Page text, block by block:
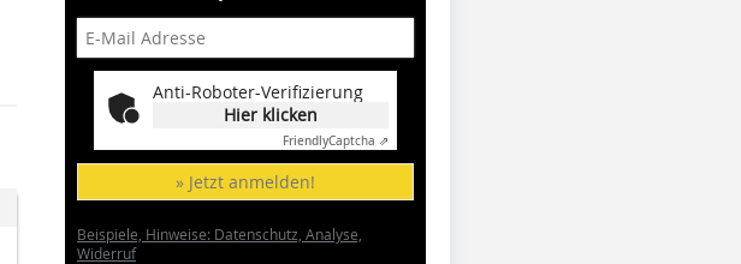
Anti-Roboter-Verifizierung
Hier klicken
FriendlyCaptcha ⇗
» Jetzt anmelden!
Beispiele, Hinweise: Datenschutz, Analyse,
Widerruf